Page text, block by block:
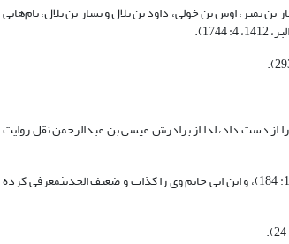
بن نمیر، اوس بن خولی، داود بن بلال و یسار بن بلال، نام‌هایی
از دست داد، لذا از برادرش عیسی بن عبدالرحمن نقل روایت
قاضی حلوان بوده و درکتب رجالی جرح شده است، نسائی او را متروک خوانده (ابن جوزی، 1406، 1: 184)، و ابن ابی حاتم وی را کذاب و ضعیف الحدیثمعرفی کرده